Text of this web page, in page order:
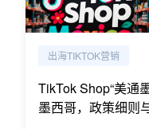
出海TIKTOK营销
TikTok Shop“美通
墨西哥，政策细则